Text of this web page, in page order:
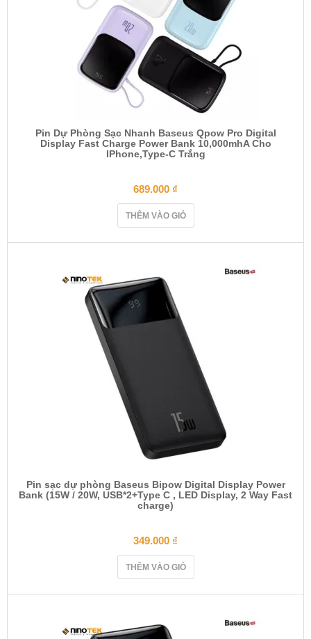
Pin Dự Phòng Sạc Nhanh Baseus Qpow Pro Digital
Display Fast Charge Power Bank 10,000mhA Cho
IPhone,Type-C Trắng
689.000 ₫
THÊM VÀO GIỎ
Pin sạc dự phòng Baseus Bipow Digital Display Power
Bank (15W / 20W, USB*2+Type C , LED Display, 2 Way Fast
charge)
349.000 ₫
THÊM VÀO GIỎ